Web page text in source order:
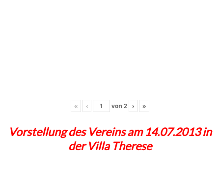
« ‹ von 2 › »
Vorstellung des Vereins am 14.07.2013 in
der Villa Therese